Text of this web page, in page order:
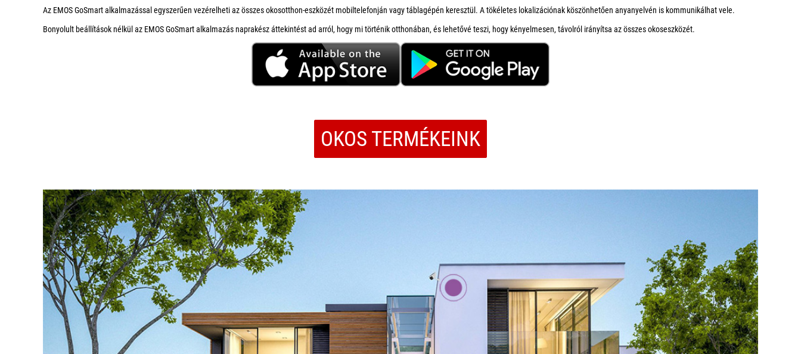
Az EMOS GoSmart alkalmazással egyszerűen vezérelheti az összes okosotthon-eszközét mobiltelefonján vagy táblagépén keresztül. A tökéletes lokalizációnak köszönhetően anyanyelvén is kommunikálhat vele.
Bonyolult beállítások nélkül az EMOS GoSmart alkalmazás naprakész áttekintést ad arról, hogy mi történik otthonában, és lehetővé teszi, hogy kényelmesen, távolról irányítsa az összes okoseszközét.
OKOS TERMÉKEINK